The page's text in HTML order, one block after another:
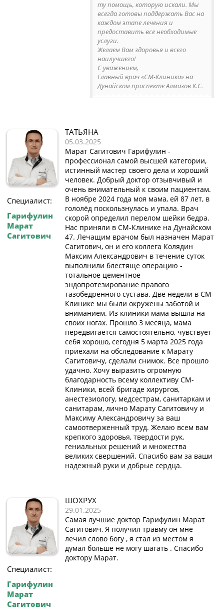
ту помощь, которую искали. Мы
всегда готовы поддержать Вас на
каждом этапе лечения и
предоставить все необходимые
услуги.
Желаем Вам здоровья и всего
наилучшего!
С уважением,
Главный врач «СМ-Клиника» на
Дунайском проспекте Алмазов К.С.
Специалист:
Гарифулин
Марат
Сагитович
ТАТЬЯНА
05.03.2025
Марат Сагитович Гарифулин -
профессионал самой высшей категории,
истинный мастер своего дела и хороший
человек. Добрый доктор отзывчивый и
очень внимательный к своим пациентам.
В ноябре 2024 года моя мама, ей 87 лет, в
гололёд поскользнулась и упала. Врач
скорой определил перелом шейки бедра.
Нас приняли в СМ-Клинике на Дунайском
47. Лечащим врачом был назначен Марат
Сагитович, он и его коллега Колядин
Максим Александрович в течение суток
выполнили блестяще операцию -
тотальное цементное
эндопротезирование правого
тазобедренного сустава. Две недели в СМ-
Клинике мы были окружены заботой и
вниманием. Из клиники мама вышла на
своих ногах. Прошло 3 месяца, мама
передвигается самостоятельно, чувствует
себя хорошо, сегодня 5 марта 2025 года
приехали на обследование к Марату
Сагитовичу, сделали снимок. Все прошло
удачно. Хочу выразить огромную
благодарность всему коллективу СМ-
Клиники, всей бригаде хирургов,
анестезиологу, медсестрам, санитаркам и
санитарам, лично Марату Сагитовичу и
Максиму Александровичу за ваш
самоотверженный труд. Желаю всем вам
крепкого здоровья, твердости рук,
гениальных решений и множества
великих свершений. Спасибо вам за ваши
надежный руки и добрые сердца.
Специалист:
Гарифулин
Марат
Сагитович
ШОХРУХ
29.01.2025
Самая лучшие доктор Гарифулин Марат
Сагитович, Я получил травму он мне
лечил слово богу , я стал из местом я
думал больше не могу шагать . Спасибо
доктору Марат.